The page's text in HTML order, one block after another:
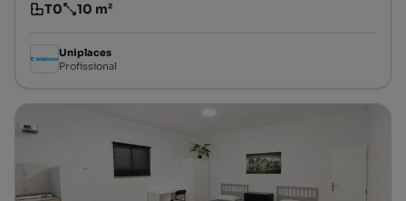
Tipologia
T0
Preço por metro quadrado
10 m²
Uniplaces
Profissional